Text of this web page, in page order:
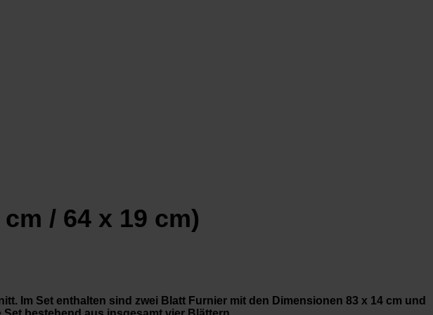
/ 64 x 19 cm)
Im Set enthalten sind zwei Blatt Furnier mit den Dimensionen 83 x 14 cm und